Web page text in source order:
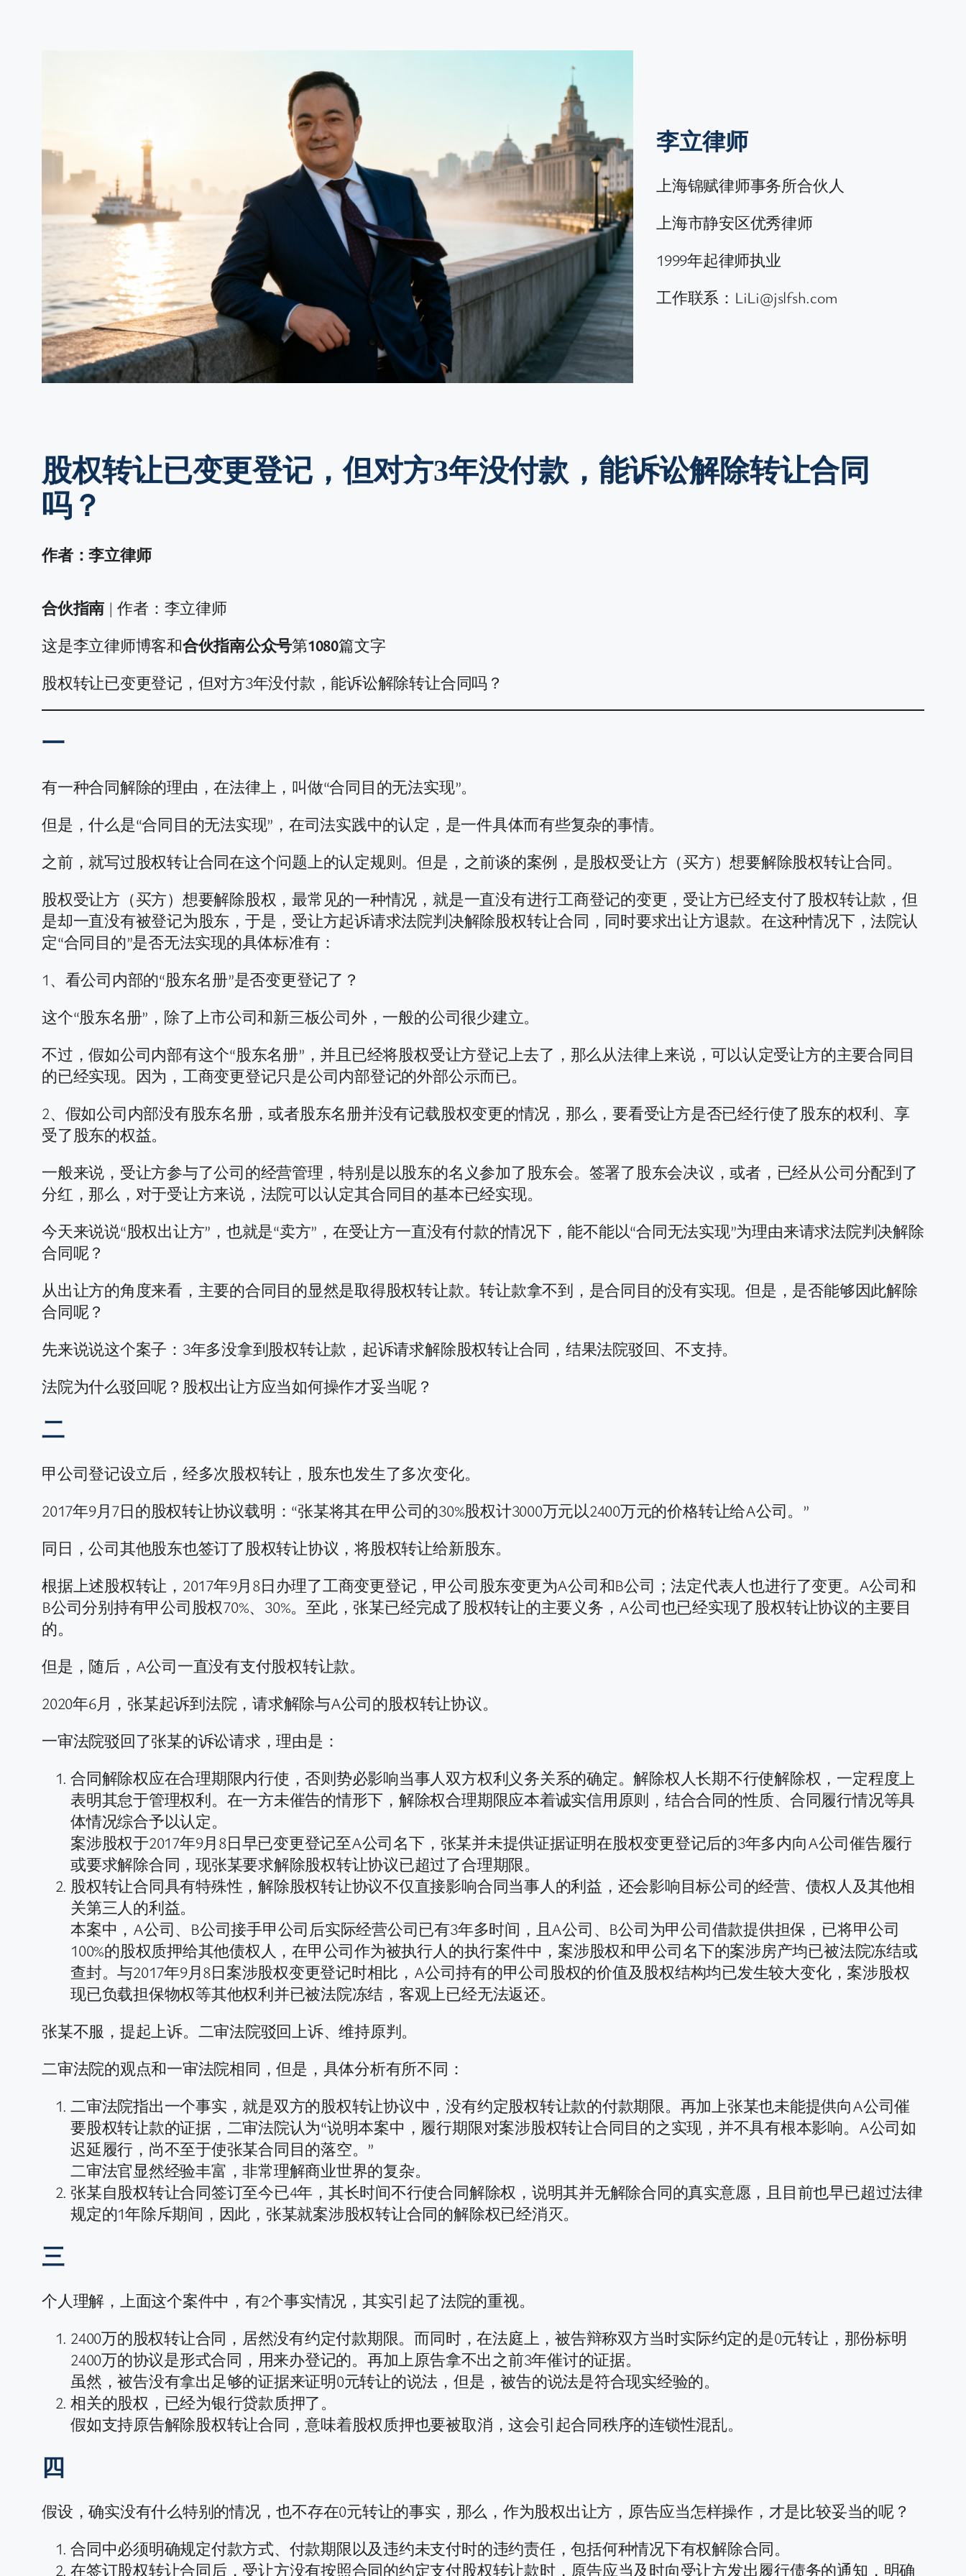
李立律师
上海锦赋律师事务所合伙人
上海市静安区优秀律师
1999年起律师执业
工作联系：LiLi@jslfsh.com
股权转让已变更登记，但对方3年没付款，能诉讼解除转让合同
吗？
作者：李立律师
合伙指南 | 作者：李立律师
这是李立律师博客和合伙指南公众号第1080篇文字
股权转让已变更登记，但对方3年没付款，能诉讼解除转让合同吗？
一
有一种合同解除的理由，在法律上，叫做“合同目的无法实现”。
但是，什么是“合同目的无法实现”，在司法实践中的认定，是一件具体而有些复杂的事情。
之前，就写过股权转让合同在这个问题上的认定规则。但是，之前谈的案例，是股权受让方（买方）想要解除股权转让合同。
股权受让方（买方）想要解除股权，最常见的一种情况，就是一直没有进行工商登记的变更，受让方已经支付了股权转让款，但
是却一直没有被登记为股东，于是，受让方起诉请求法院判决解除股权转让合同，同时要求出让方退款。在这种情况下，法院认
定“合同目的”是否无法实现的具体标准有：
1、看公司内部的“股东名册”是否变更登记了？
这个“股东名册”，除了上市公司和新三板公司外，一般的公司很少建立。
不过，假如公司内部有这个“股东名册”，并且已经将股权受让方登记上去了，那么从法律上来说，可以认定受让方的主要合同目
的已经实现。因为，工商变更登记只是公司内部登记的外部公示而已。
2、假如公司内部没有股东名册，或者股东名册并没有记载股权变更的情况，那么，要看受让方是否已经行使了股东的权利、享
受了股东的权益。
一般来说，受让方参与了公司的经营管理，特别是以股东的名义参加了股东会。签署了股东会决议，或者，已经从公司分配到了
分红，那么，对于受让方来说，法院可以认定其合同目的基本已经实现。
今天来说说“股权出让方”，也就是“卖方”，在受让方一直没有付款的情况下，能不能以“合同无法实现”为理由来请求法院判决解除
合同呢？
从出让方的角度来看，主要的合同目的显然是取得股权转让款。转让款拿不到，是合同目的没有实现。但是，是否能够因此解除
合同呢？
先来说说这个案子：3年多没拿到股权转让款，起诉请求解除股权转让合同，结果法院驳回、不支持。
法院为什么驳回呢？股权出让方应当如何操作才妥当呢？
二
甲公司登记设立后，经多次股权转让，股东也发生了多次变化。
2017年9月7日的股权转让协议载明：“张某将其在甲公司的30%股权计3000万元以2400万元的价格转让给A公司。”
同日，公司其他股东也签订了股权转让协议，将股权转让给新股东。
根据上述股权转让，2017年9月8日办理了工商变更登记，甲公司股东变更为A公司和B公司；法定代表人也进行了变更。A公司和
B公司分别持有甲公司股权70%、30%。至此，张某已经完成了股权转让的主要义务，A公司也已经实现了股权转让协议的主要目
的。
但是，随后，A公司一直没有支付股权转让款。
2020年6月，张某起诉到法院，请求解除与A公司的股权转让协议。
一审法院驳回了张某的诉讼请求，理由是：
合同解除权应在合理期限内行使，否则势必影响当事人双方权利义务关系的确定。解除权人长期不行使解除权，一定程度上
表明其怠于管理权利。在一方未催告的情形下，解除权合理期限应本着诚实信用原则，结合合同的性质、合同履行情况等具
体情况综合予以认定。
案涉股权于2017年9月8日早已变更登记至A公司名下，张某并未提供证据证明在股权变更登记后的3年多内向A公司催告履行
或要求解除合同，现张某要求解除股权转让协议已超过了合理期限。
股权转让合同具有特殊性，解除股权转让协议不仅直接影响合同当事人的利益，还会影响目标公司的经营、债权人及其他相
关第三人的利益。
本案中，A公司、B公司接手甲公司后实际经营公司已有3年多时间，且A公司、B公司为甲公司借款提供担保，已将甲公司
100%的股权质押给其他债权人，在甲公司作为被执行人的执行案件中，案涉股权和甲公司名下的案涉房产均已被法院冻结或
查封。与2017年9月8日案涉股权变更登记时相比，A公司持有的甲公司股权的价值及股权结构均已发生较大变化，案涉股权
现已负载担保物权等其他权利并已被法院冻结，客观上已经无法返还。
张某不服，提起上诉。二审法院驳回上诉、维持原判。
二审法院的观点和一审法院相同，但是，具体分析有所不同：
二审法院指出一个事实，就是双方的股权转让协议中，没有约定股权转让款的付款期限。再加上张某也未能提供向A公司催
要股权转让款的证据，二审法院认为“说明本案中，履行期限对案涉股权转让合同目的之实现，并不具有根本影响。A公司如
迟延履行，尚不至于使张某合同目的落空。”
二审法官显然经验丰富，非常理解商业世界的复杂。
张某自股权转让合同签订至今已4年，其长时间不行使合同解除权，说明其并无解除合同的真实意愿，且目前也早已超过法律
规定的1年除斥期间，因此，张某就案涉股权转让合同的解除权已经消灭。
三
个人理解，上面这个案件中，有2个事实情况，其实引起了法院的重视。
2400万的股权转让合同，居然没有约定付款期限。而同时，在法庭上，被告辩称双方当时实际约定的是0元转让，那份标明
2400万的协议是形式合同，用来办登记的。再加上原告拿不出之前3年催讨的证据。
虽然，被告没有拿出足够的证据来证明0元转让的说法，但是，被告的说法是符合现实经验的。
相关的股权，已经为银行贷款质押了。
假如支持原告解除股权转让合同，意味着股权质押也要被取消，这会引起合同秩序的连锁性混乱。
四
假设，确实没有什么特别的情况，也不存在0元转让的事实，那么，作为股权出让方，原告应当怎样操作，才是比较妥当的呢？
合同中必须明确规定付款方式、付款期限以及违约未支付时的违约责任，包括何种情况下有权解除合同。
在签订股权转让合同后，受让方没有按照合同的约定支付股权转让款时，原告应当及时向受让方发出履行债务的通知，明确